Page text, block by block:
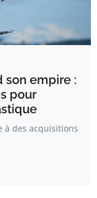
son empire :
pour
à des acquisitions